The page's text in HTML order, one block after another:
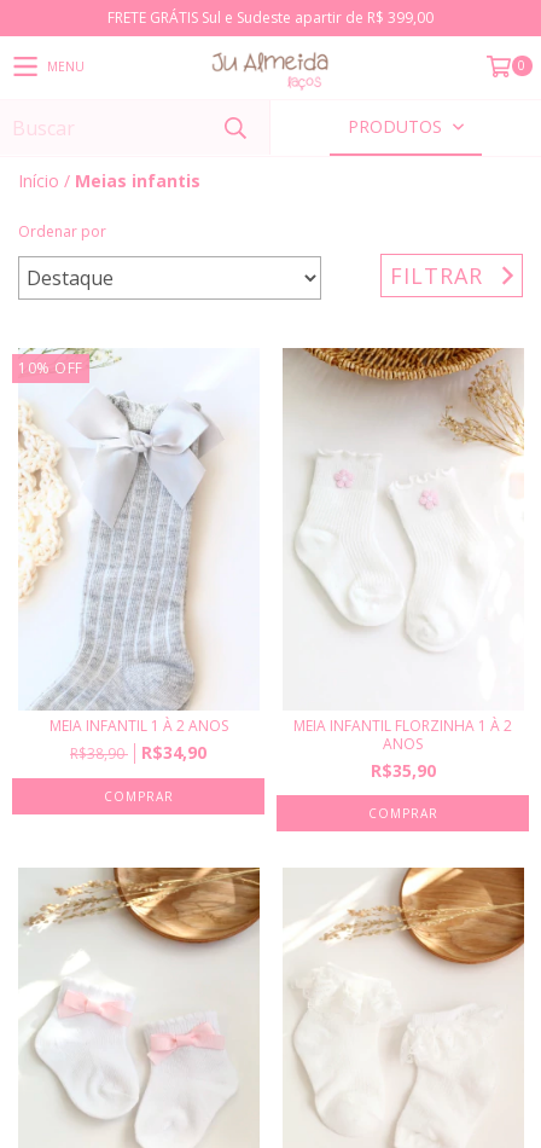
FRETE GRÁTIS Sul e Sudeste apartir de R$ 399,00
MENU 0
PRODUTOS
Início / Meias infantis
Ordenar por
FILTRAR
10% OFF
MEIA INFANTIL 1 À 2 ANOS
R$38,90
R$34,90
COMPRAR
MEIA INFANTIL FLORZINHA 1 À 2
ANOS
R$35,90